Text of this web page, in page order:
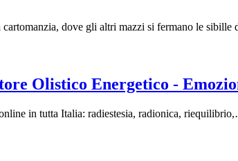
dove gli altri mazzi si fermano le
Olistico Energetico -
in tutta Italia: radiestesia, radionica,